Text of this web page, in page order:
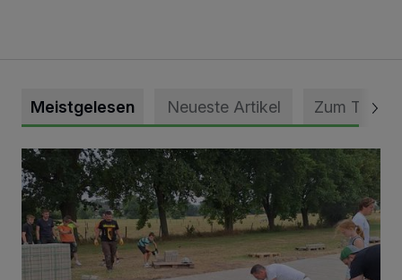
Meistgelesen Neueste Artikel Zum Thema
Pünktlich zum Schützenfest den Weg zum Festzelt